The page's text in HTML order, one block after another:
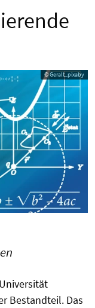
© Geralt_pixaby
Bestandteil. Das